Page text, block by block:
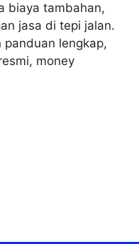
biaya tambahan,
jasa di tepi jalan.
lengkap,
money